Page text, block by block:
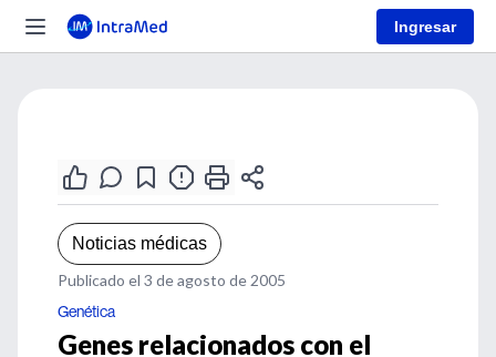
Ingresar
Noticias médicas
Publicado el 3 de agosto de 2005
Genética
Genes relacionados con el